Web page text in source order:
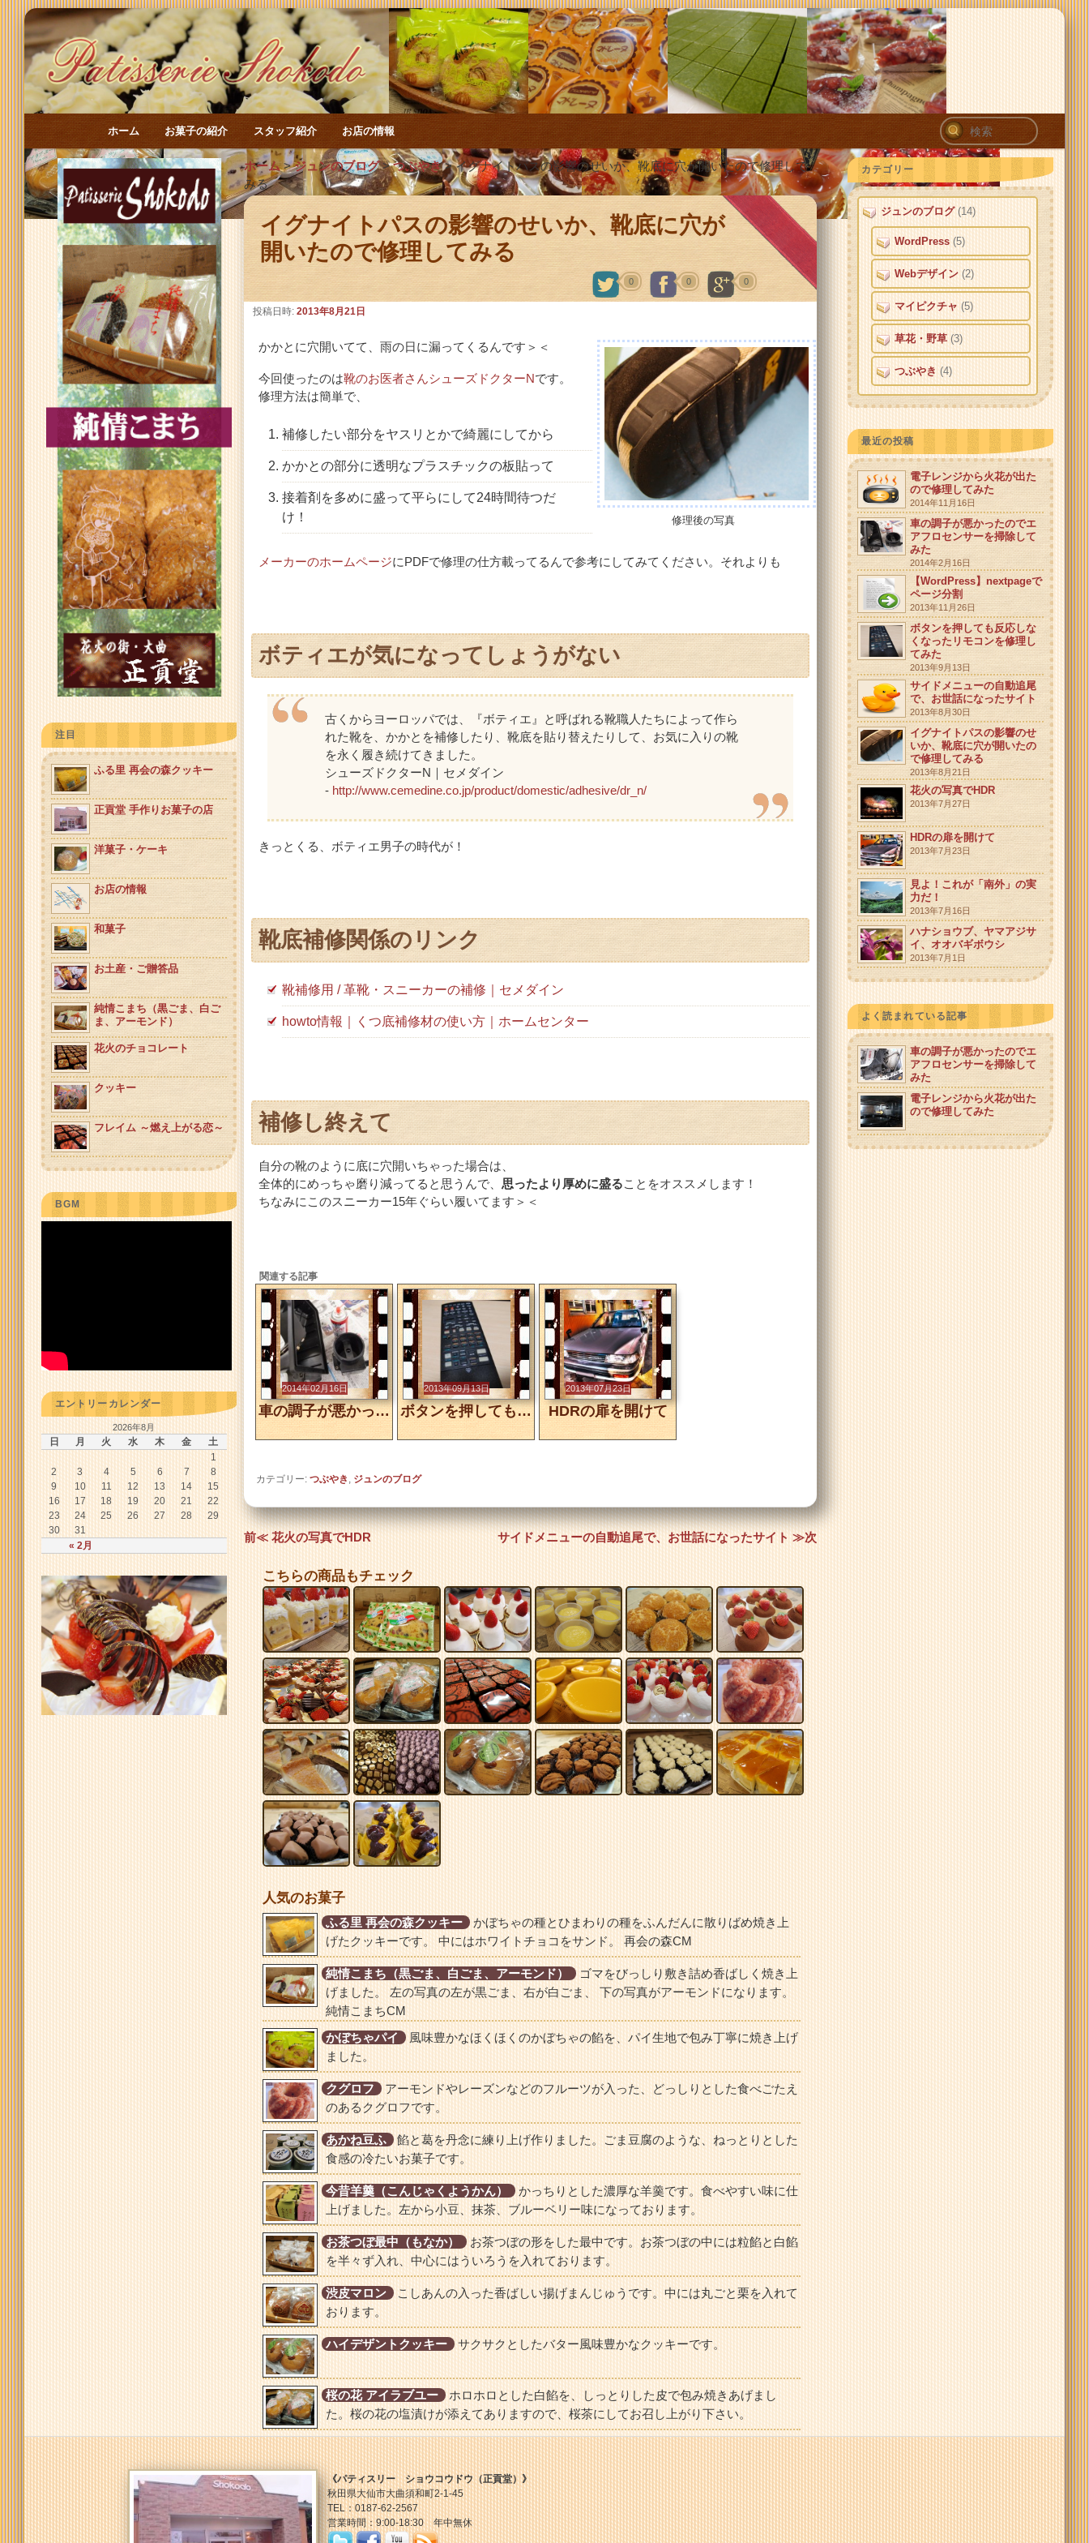
検
索
メインメニュー
メインコンテンツへ移動
サブコンテンツへ移動
ホーム お菓子の紹介 スタッフ紹介 お店の情報
ホーム>ジュンのブログ>つぶやき>イグナイトパスの影響のせいか、靴底に穴が開いたので修理して
みる
イグナイトパスの影響のせいか、靴底に穴が
開いたので修理してみる
0 0 0
投稿日時: 2013年8月21日
修理後の写真
かかとに穴開いてて、雨の日に漏ってくるんです＞＜
今回使ったのは靴のお医者さんシューズドクターNです。
修理方法は簡単で、
補修したい部分をヤスリとかで綺麗にしてから
かかとの部分に透明なプラスチックの板貼って
接着剤を多めに盛って平らにして24時間待つだ
け！
メーカーのホームページにPDFで修理の仕方載ってるんで参考にしてみてください。それよりも
ボティエが気になってしょうがない
古くからヨーロッパでは、『ボティエ』と呼ばれる靴職人たちによって作ら
れた靴を、かかとを補修したり、靴底を貼り替えたりして、お気に入りの靴
を永く履き続けてきました。
シューズドクターN｜セメダイン
- http://www.cemedine.co.jp/product/domestic/adhesive/dr_n/
きっとくる、ボティエ男子の時代が！
靴底補修関係のリンク
靴補修用 / 革靴・スニーカーの補修｜セメダイン
howto情報｜くつ底補修材の使い方｜ホームセンター
補修し終えて
自分の靴のように底に穴開いちゃった場合は、
全体的にめっちゃ磨り減ってると思うんで、思ったより厚めに盛ることをオススメします！
ちなみにこのスニーカー15年ぐらい履いてます＞＜
関連する記事
2014年02月16日
車の調子が悪かったのでエアフロセンサーを掃除してみた
2013年09月13日
ボタンを押しても反応しなくなったリモコンを修理してみた
2013年07月23日
HDRの扉を開けて
カテゴリー: つぶやき , ジュンのブログ
投稿ナビゲーション
前≪ 花火の写真でHDR サイドメニューの自動追尾で、お世話になったサイト ≫次
こちらの商品もチェック
人気のお菓子
ふる里 再会の森クッキー かぼちゃの種とひまわりの種をふんだんに散りばめ焼き上
げたクッキーです。 中にはホワイトチョコをサンド。 再会の森CM
純情こまち（黒ごま、白ごま、アーモンド）
ゴマをびっしり敷き詰め香ばしく焼き上
げました。 左の写真の左が黒ごま、右が白ごま、 下の写真がアーモンドになります。
純情こまちCM
かぼちゃパイ
風味豊かなほくほくのかぼちゃの餡を、パイ生地で包み丁寧に焼き上げ
ました。
クグロフ アーモンドやレーズンなどのフルーツが入った、どっしりとした食べごたえ
のあるクグロフです。
あかね豆ふ 餡と葛を丹念に練り上げ作りました。ごま豆腐のような、ねっとりとした
食感の冷たいお菓子です。
今昔羊羹（こんじゃくようかん）
かっちりとした濃厚な羊羹です。食べやすい味に仕
上げました。左から小豆、抹茶、ブルーベリー味になっております。
お茶つぼ最中（もなか）
お茶つぼの形をした最中です。お茶つぼの中には粒餡と白餡
を半々ず入れ、中心にはういろうを入れております。
渋皮マロン こしあんの入った香ばしい揚げまんじゅうです。中には丸ごと栗を入れて
おります。
ハイデザントクッキー サクサクとしたバター風味豊かなクッキーです。
桜の花 アイラブユー ホロホロとした白餡を、しっとりした皮で包み焼きあげまし
た。桜の花の塩漬けが添えてありますので、桜茶にしてお召し上がり下さい。
カテゴリー
ジュンのブログ(14)
WordPress(5)
Webデザイン(2)
マイピクチャ(5)
草花・野草(3)
つぶやき (4)
最近の投稿
電子レンジから火花が出た
ので修理してみた
2014年11月16日
車の調子が悪かったのでエ
アフロセンサーを掃除して
みた
2014年2月16日
【WordPress】nextpageで
ページ分割
2013年11月26日
ボタンを押しても反応しな
くなったリモコンを修理し
てみた
2013年9月13日
サイドメニューの自動追尾
で、お世話になったサイト
2013年8月30日
イグナイトパスの影響のせ
いか、靴底に穴が開いたの
で修理してみる
2013年8月21日
花火の写真でHDR
2013年7月27日
HDRの扉を開けて
2013年7月23日
見よ！これが「南外」の実
力だ！
2013年7月16日
ハナショウブ、ヤマアジサ
イ、オオバギボウシ
2013年7月1日
よく読まれている記事
車の調子が悪かったのでエ
アフロセンサーを掃除して
みた
電子レンジから火花が出た
ので修理してみた
注目
ふる里 再会の森クッキー
正貢堂 手作りお菓子の店
洋菓子・ケーキ
お店の情報
和菓子
お土産・ご贈答品
純情こまち（黒ごま、白ご
ま、アーモンド）
花火のチョコレート
クッキー
フレイム ～燃え上がる恋～
BGM
エントリーカレンダー
2026年8月
日 月 火 水 木 金 土
« 2月
1
2
3 4 5 6 7
8
9
10 11 12 13 14
15
16
17 18 19 20 21
22
23
24 25 26 27 28
29
30
31
《パティスリー ショウコウドウ（正貢堂）》
秋田県大仙市大曲須和町2-1-45
TEL：0187-62-2567
営業時間：9:00-18:30 年中無休